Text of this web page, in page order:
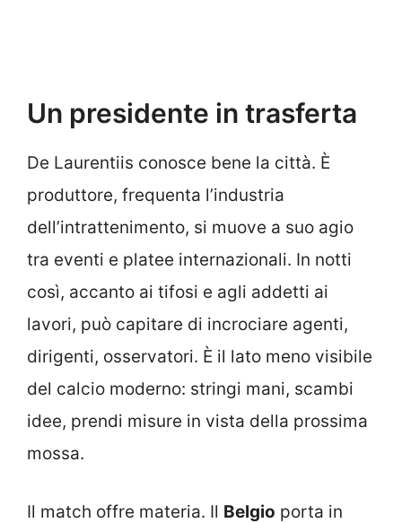
Un presidente in trasferta
De Laurentiis conosce bene la città. È
produttore, frequenta l’industria
dell’intrattenimento, si muove a suo agio
tra eventi e platee internazionali. In notti
così, accanto ai tifosi e agli addetti ai
lavori, può capitare di incrociare agenti,
dirigenti, osservatori. È il lato meno visibile
del calcio moderno: stringi mani, scambi
idee, prendi misure in vista della prossima
mossa.
Il match offre materia. Il Belgio porta in